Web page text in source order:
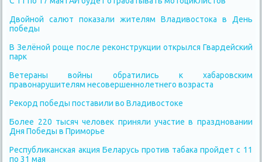
Двойной салют показали жителям Владивостока в День
победы
В Зелёной роще после реконструкции открылся Гвардейский
парк
Ветераны войны обратились к хабаровским
правонарушителям несовершеннолетнего возраста
Рекорд победы поставили во Владивостоке
Более 220 тысяч человек приняли участие в праздновании
Дня Победы в Приморье
Республиканская акция Беларусь против табака пройдет с 11
по 31 мая